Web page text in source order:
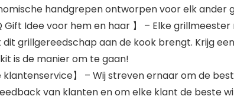
handgrepen ontworpen voor elk
Gift Idee voor hem en haar 】 – Elke
grillgereedschap aan de kook brengt. Krijg
is de manier om te gaan!
klantenservice】 – Wij streven ernaar om de
van klanten en om elke klant de beste